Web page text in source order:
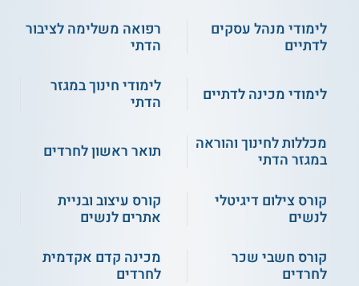
לימודי מנהל עסקים
לדתיים
רפואה משלימה לציבור
הדתי
לימודי מכינה לדתיים
לימודי חינוך במגזר
הדתי
מכללות לחינוך והוראה
במגזר הדתי
תואר ראשון לחרדים
קורס צילום דיגיטלי
לנשים
קורס עיצוב ובניית
אתרים לנשים
קורס חשבי שכר
לחרדים
מכינה קדם אקדמית
לחרדים